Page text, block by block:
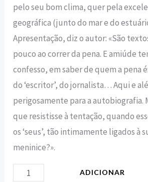
pelo seu bom clima, quer pela
geográfica (junto do mar e do
Apresentação, diz o autor: «São
pouco ao correr da pena. E amiúde
confesso, em saber de quem a pena
do ‘escritor’, do jornalista… Aqui e
perigosamente para a autobiografia.
que resistisse à tentação, quando
os ‘seus’, tão intimamente ligados à
meninice?».
ADICIONAR